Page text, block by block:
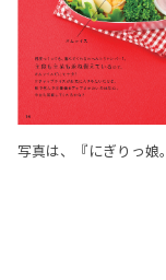
写真は、『にぎりっ娘